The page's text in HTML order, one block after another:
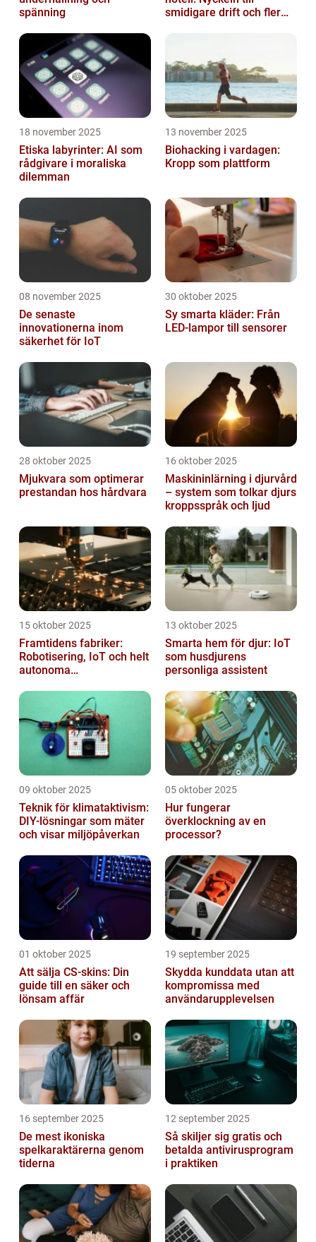
spänning
smidigare drift och fler
18 november 2025
Etiska labyrinter: AI som
rådgivare i moraliska
dilemman
13 november 2025
Biohacking i vardagen:
Kropp som plattform
08 november 2025
De senaste
innovationerna inom
säkerhet för IoT
30 oktober 2025
Sy smarta kläder: Från
LED-lampor till sensorer
28 oktober 2025
Mjukvara som optimerar
prestandan hos hårdvara
16 oktober 2025
Maskininlärning i djurvård
– system som tolkar djurs
kroppsspråk och ljud
15 oktober 2025
Framtidens fabriker:
Robotisering, IoT och helt
autonoma
13 oktober 2025
Smarta hem för djur: IoT
som husdjurens
personliga assistent
09 oktober 2025
Teknik för klimataktivism:
DIY-lösningar som mäter
och visar miljöpåverkan
05 oktober 2025
Hur fungerar
överklockning av en
processor?
01 oktober 2025
Att sälja CS-skins: Din
guide till en säker och
lönsam affär
19 september 2025
Skydda kunddata utan att
kompromissa med
användarupplevelsen
16 september 2025
De mest ikoniska
spelkaraktärerna genom
tiderna
12 september 2025
Så skiljer sig gratis och
betalda antivirusprogram
i praktiken